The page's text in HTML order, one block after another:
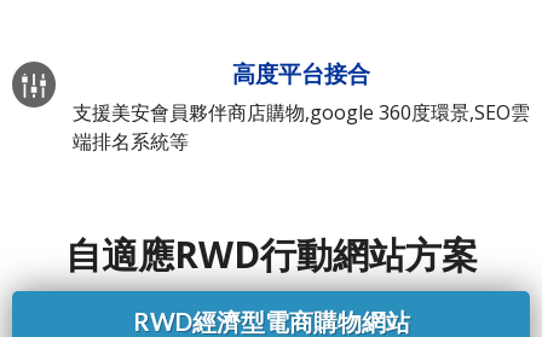
高度平台接合
支援美安會員夥伴商店購物,google 360度環景,SEO雲
端排名系統等
自適應RWD行動網站方案
RWD經濟型電商購物網站